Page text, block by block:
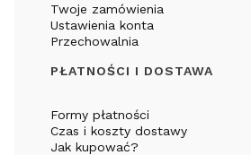
Twoje zamówienia
Ustawienia konta
Przechowalnia
PŁATNOŚCI I DOSTAWA
Formy płatności
Czas i koszty dostawy
Jak kupować?